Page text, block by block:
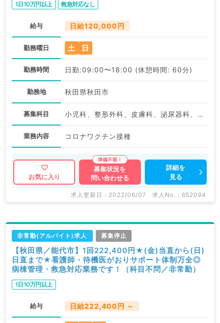
1日10万円以上 救急対応なし
給与 日給120,000円
勤務曜日 土 日
勤務時間 日勤:09:00〜18:00 (休憩時間: 60分)
勤務地 秋田県秋田市
募集科目 小児科、整形外科、皮膚科、泌尿器科、婦人科、眼科、耳鼻咽喉科、一般内科、循環器内科、呼吸器内科、消化器内科、老年内科、外科系全般、一般外科、消化器外科、科目不問
業務内容 コロナワクチン接種
お気に入り
募集状況を
問い合わせる
詳細を
見る
求人更新日 : 2022/06/07 求人No. : 652094
非常勤(アルバイト)求人 募集停止
【秋田県／能代市】1回222,400円★(金)当直から(日)
日直まで★看護師・待機医がおりサポート体制万全◎
病棟管理・救急対応業務です！（科目不問／非常勤）
1日10万円以上
給与 日給222,400円 ～